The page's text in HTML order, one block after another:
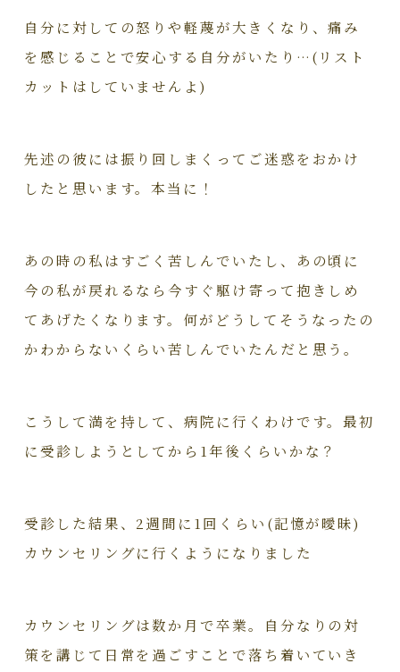
自分に対しての怒りや軽蔑が大きくなり、痛み
を感じることで安心する自分がいたり…(リスト
カットはしていませんよ)
先述の彼には振り回しまくってご迷惑をおかけ
したと思います。本当に！
あの時の私はすごく苦しんでいたし、あの頃に
今の私が戻れるなら今すぐ駆け寄って抱きしめ
てあげたくなります。何がどうしてそうなったの
かわからないくらい苦しんでいたんだと思う。
こうして満を持して、病院に行くわけです。最初
に受診しようとしてから1年後くらいかな？
受診した結果、2週間に1回くらい(記憶が曖昧)
カウンセリングに行くようになりました
カウンセリングは数か月で卒業。自分なりの対
策を講じて日常を過ごすことで落ち着いていき